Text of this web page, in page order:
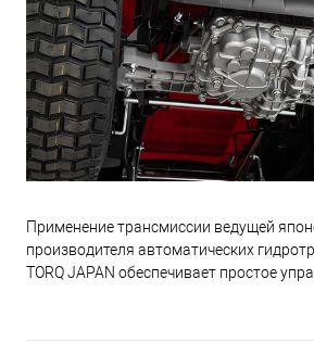
Применение трансмиссии ведущей
производителя автоматических
TORQ JAPAN обеспечивает простое
переднего/заднего хода. Трансмиссия
диапазон скоростей от 0,8 до 8 км/ч.